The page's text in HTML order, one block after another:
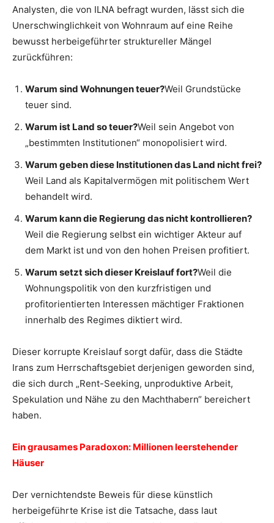
Analysten, die von ILNA befragt wurden, lässt sich die
Unerschwinglichkeit von Wohnraum auf eine Reihe
bewusst herbeigeführter struktureller Mängel
zurückführen:
Warum sind Wohnungen teuer?Weil Grundstücke
teuer sind.
Warum ist Land so teuer?Weil sein Angebot von
„bestimmten Institutionen“ monopolisiert wird.
Warum geben diese Institutionen das Land nicht frei?
Weil Land als Kapitalvermögen mit politischem Wert
behandelt wird.
Warum kann die Regierung das nicht kontrollieren?
Weil die Regierung selbst ein wichtiger Akteur auf
dem Markt ist und von den hohen Preisen profitiert.
Warum setzt sich dieser Kreislauf fort?Weil die
Wohnungspolitik von den kurzfristigen und
profitorientierten Interessen mächtiger Fraktionen
innerhalb des Regimes diktiert wird.
Dieser korrupte Kreislauf sorgt dafür, dass die Städte
Irans zum Herrschaftsgebiet derjenigen geworden sind,
die sich durch „Rent-Seeking, unproduktive Arbeit,
Spekulation und Nähe zu den Machthabern“ bereichert
haben.
Ein grausames Paradoxon: Millionen leerstehender
Häuser
Der vernichtendste Beweis für diese künstlich
herbeigeführte Krise ist die Tatsache, dass laut